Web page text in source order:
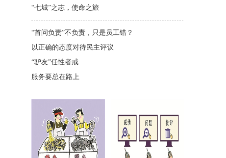
“七城”之志，使命之旅
“首问负责”不负责，只是员工错？
以正确的态度对待民主评议
“驴友”任性者戒
服务要总在路上